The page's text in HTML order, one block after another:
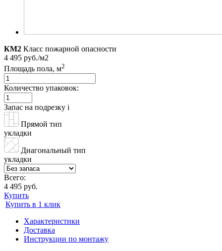
КМ2 Класс пожарной опасности
4 495 руб./м2
Площадь пола, м2
Количество упаковок:
Запас на подрезку i
Прямой тип
укладки
Диагональный тип
укладки
Всего:
4 495 руб.
Купить
Купить в 1 клик
Характеристики
Доставка
Инструкции по монтажу